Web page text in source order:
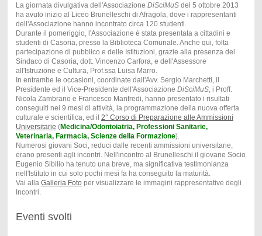
La giornata divulgativa dell'Associazione DiSciMuSdel 5 ottobre 2013
ha avuto inizio al Liceo Brunelleschi di Afragola, dove i rappresentanti
dell'Associazione hanno incontrato circa 120 studenti.
Durante il pomeriggio, l'Associazione è stata presentata a cittadini e
studenti di Casoria, presso la Biblioteca Comunale. Anche qui, folta
partecipazione di pubblico e delle Istituzioni, grazie alla presenza del
Sindaco di Casoria, dott. Vincenzo Carfora, e dell'Assessore
all'Istruzione e Cultura, Prof.ssa Luisa Marro.
In entrambe le occasioni, coordinate dall'Avv. Sergio Marchetti, il
Presidente ed il Vice-Presidente dell'Associazione DiSciMuS, i Proff.
Nicola Zambrano e Francesco Manfredi, hanno presentato i risultati
conseguiti nei 9 mesi di attività, la programmazione della nuova offerta
culturale e scientifica, ed il 2° Corso di Preparazione alle Ammissioni
Universitarie (Medicina/Odontoiatria, Professioni Sanitarie,
Veterinaria, Farmacia, Scienze della Formazione).
Numerosi giovani Soci, reduci dalle recenti ammissioni universitarie,
erano presenti agli incontri. Nell'incontro al Brunelleschi il giovane Socio
Eugenio Sibilio ha tenuto una breve, ma significativa testimonianza
nell'Istituto in cui solo pochi mesi fa ha conseguito la maturità.
Vai alla Galleria Fotoper visualizzare le immagini rappresentative degli
Incontri.
Eventi svolti